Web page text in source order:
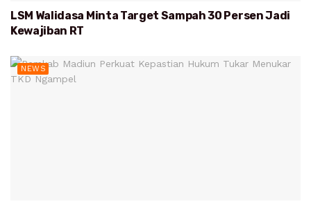
LSM Walidasa Minta Target Sampah 30 Persen Jadi
Kewajiban RT
NEWS